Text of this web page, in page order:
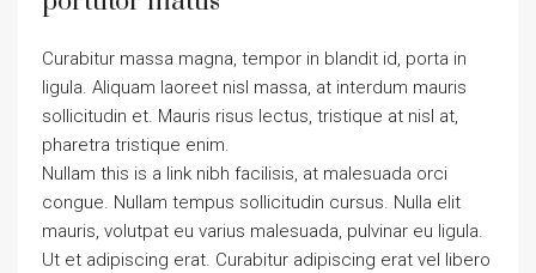
Curabitur massa magna, tempor in blandit id, porta in
ligula. Aliquam laoreet nisl massa, at interdum mauris
sollicitudin et. Mauris risus lectus, tristique at nisl at,
pharetra tristique enim.
Nullam this is a link nibh facilisis, at malesuada orci
congue. Nullam tempus sollicitudin cursus. Nulla elit
mauris, volutpat eu varius malesuada, pulvinar eu ligula.
Ut et adipiscing erat. Curabitur adipiscing erat vel libero